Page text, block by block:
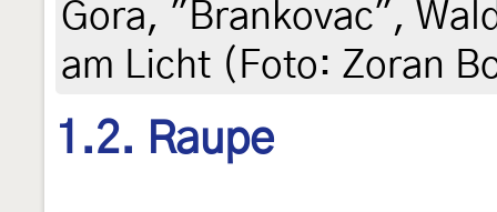
Gora, "Brankovac",
am Licht (Foto: Zoran
1.2. Raupe